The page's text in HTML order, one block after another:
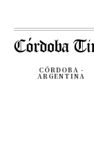
CÓRDOBA -
ARGENTINA